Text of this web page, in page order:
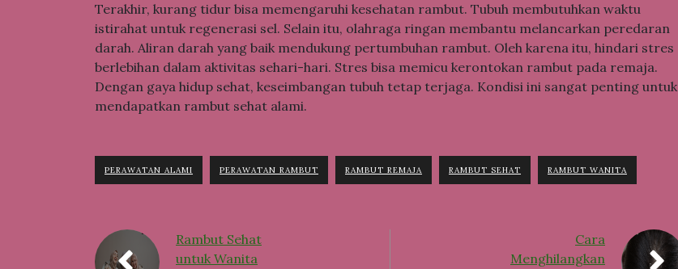
Terakhir, kurang tidur bisa memengaruhi kesehatan rambut. Tubuh membutuhkan waktu
istirahat untuk regenerasi sel. Selain itu, olahraga ringan membantu melancarkan peredaran
darah. Aliran darah yang baik mendukung pertumbuhan rambut. Oleh karena itu, hindari stres
berlebihan dalam aktivitas sehari-hari. Stres bisa memicu kerontokan rambut pada remaja.
Dengan gaya hidup sehat, keseimbangan tubuh tetap terjaga. Kondisi ini sangat penting untuk
mendapatkan rambut sehat alami.
PERAWATAN ALAMI PERAWATAN RAMBUT RAMBUT REMAJA RAMBUT SEHAT RAMBUT WANITA
Rambut Sehat
untuk Wanita
Cara
Menghilangkan